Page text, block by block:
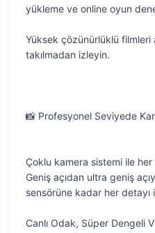
yükleme ve online oyun
Yüksek çözünürlüklü filmleri
takılmadan izleyin.
📸 Profesyonel Seviyede
Çoklu kamera sistemi ile her
Geniş açıdan ultra geniş
sensörüne kadar her detayı
Canlı Odak, Süper Dengeli